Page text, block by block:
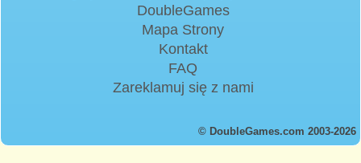
DoubleGames
Mapa Strony
Kontakt
FAQ
Zareklamuj się z nami
© DoubleGames.com 2003-2026